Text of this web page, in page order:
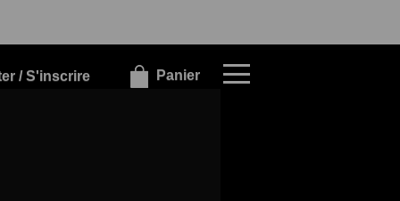
/ S'inscrire Panier
×